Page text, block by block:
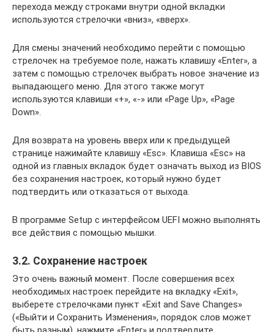
перехода между строками внутри одной вкладки
используются стрелочки «вниз», «вверх».
Для смены значений необходимо перейти с помощью
стрелочек на требуемое поле, нажать клавишу «Enter», а
затем с помощью стрелочек выбрать новое значение из
выпадающего меню. Для этого также могут
используются клавиши «+», «-» или «Page Up», «Page
Down».
Для возврата на уровень вверх или к предыдущей
странице нажимайте клавишу «Esc». Клавиша «Esc» на
одной из главных вкладок будет означать выход из BIOS
без сохранения настроек, который нужно будет
подтвердить или отказаться от выхода.
В программе Setup с интерфейсом UEFI можно выполнять
все действия с помощью мышки.
3.2. Сохранение настроек
Это очень важный момент. После совершения всех
необходимых настроек перейдите на вкладку «Exit»,
выберете стрелочками пункт «Exit and Save Changes»
(«Выйти и Сохранить Изменения», порядок слов может